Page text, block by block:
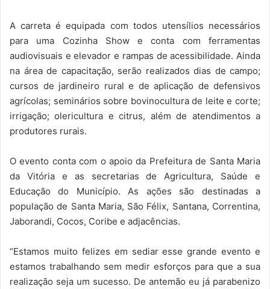
A carreta é equipada com todos utensílios necessários
para uma Cozinha Show e conta com ferramentas
audiovisuais e elevador e rampas de acessibilidade. Ainda
na área de capacitação, serão realizados dias de campo;
cursos de jardineiro rural e de aplicação de defensivos
agrícolas; seminários sobre bovinocultura de leite e corte;
irrigação; olericultura e citrus, além de atendimentos a
produtores rurais.
O evento conta com o apoio da Prefeitura de Santa Maria
da Vitória e as secretarias de Agricultura, Saúde e
Educação do Município. As ações são destinadas a
população de Santa Maria, São Félix, Santana, Correntina,
Jaborandi, Cocos, Coribe e adjacências.
“Estamos muito felizes em sediar esse grande evento e
estamos trabalhando sem medir esforços para que a sua
realização seja um sucesso. De antemão eu já parabenizo